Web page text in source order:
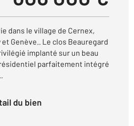
dans le village de Cernex,
Genève.. Le clos Beauregard
implanté sur un beau
parfaitement intégré
du bien